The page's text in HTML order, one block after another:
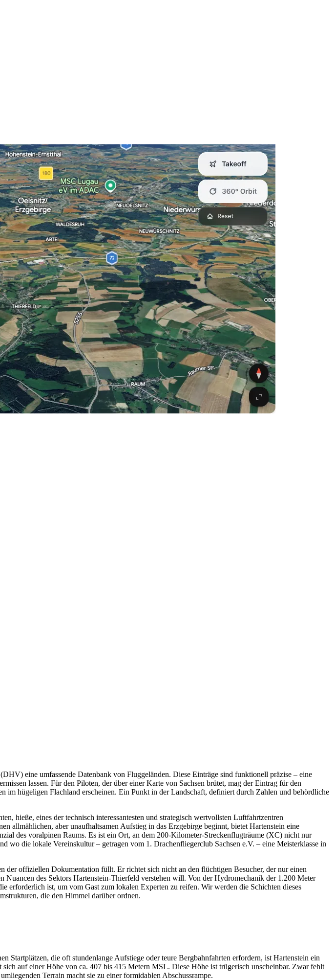
eine umfassende Datenbank von Fluggeländen. Diese Einträge sind funktionell präzise – eine
lassen. Für den Piloten, der über einer Karte von Sachsen brütet, mag der Eintrag für den
hügeligen Flachland erscheinen. Ein Punkt in der Landschaft, definiert durch Zahlen und behördliche
hieße, eines der technisch interessantesten und strategisch wertvollsten Luftfahrtzentren
allmählichen, aber unaufhaltsamen Aufstieg in das Erzgebirge beginnt, bietet Hartenstein eine
des voralpinen Raums. Es ist ein Ort, an dem 200-Kilometer-Streckenflugträume (XC) nicht nur
die lokale Vereinskultur – getragen vom 1. Drachenfliegerclub Sachsen e.V. – eine Meisterklasse in
offiziellen Dokumentation füllt. Er richtet sich nicht an den flüchtigen Besucher, der nur einen
Nuancen des Sektors Hartenstein-Thierfeld verstehen will. Von der Hydromechanik der 1.200 Meter
erforderlich ist, um vom Gast zum lokalen Experten zu reifen. Wir werden die Schichten dieses
die den Himmel darüber ordnen.
die oft stundenlange Aufstiege oder teure Bergbahnfahrten erfordern, ist Hartenstein ein
auf einer Höhe von ca. 407 bis 415 Metern MSL. Diese Höhe ist trügerisch unscheinbar. Zwar fehlt
Terrain macht sie zu einer formidablen Abschussrampe.